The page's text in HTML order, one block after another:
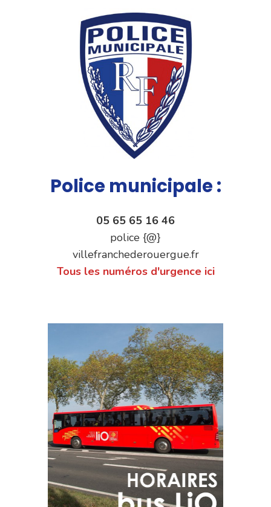
Police municipale :
05 65 65 16 46
police {@}
villefranchederouergue.fr
Tous les numéros d'urgence ici